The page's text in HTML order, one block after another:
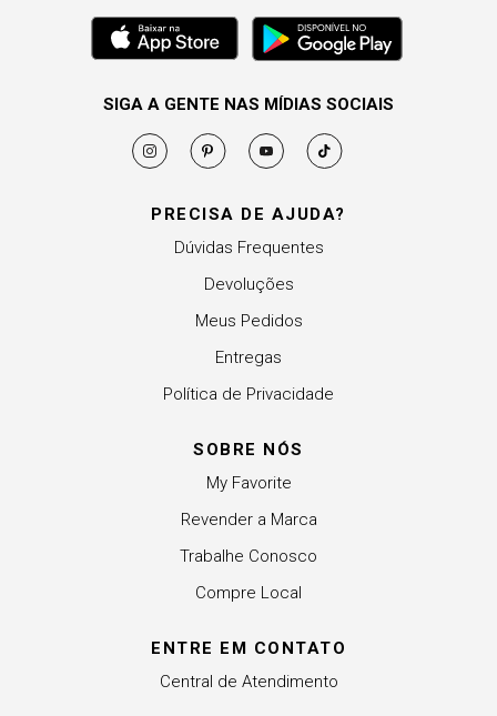
PRECISA DE AJUDA?
Dúvidas Frequentes
Devoluções
Meus Pedidos
Entregas
Política de Privacidade
SOBRE NÓS
My Favorite
Revender a Marca
Trabalhe Conosco
Compre Local
ENTRE EM CONTATO
Central de Atendimento
SIGA A GENTE NAS MÍDIAS SOCIAIS